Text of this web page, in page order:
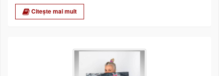
Citește mai mult